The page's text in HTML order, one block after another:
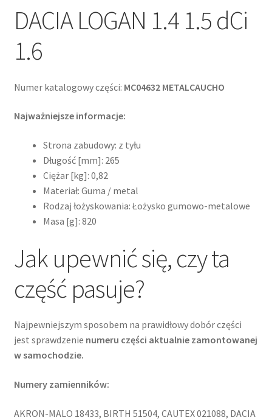
DACIA LOGAN 1.4 1.5 dCi
1.6
Numer katalogowy części: MC04632 METALCAUCHO
Najważniejsze informacje:
Strona zabudowy: z tyłu
Długość [mm]: 265
Ciężar [kg]: 0,82
Materiał: Guma / metal
Rodzaj łożyskowania: Łożysko gumowo-metalowe
Masa [g]: 820
Jak upewnić się, czy ta
część pasuje?
Najpewniejszym sposobem na prawidłowy dobór części
jest sprawdzenie numeru części aktualnie zamontowanej
w samochodzie.
Numery zamienników:
AKRON-MALO 18433, BIRTH 51504, CAUTEX 021088, DACIA